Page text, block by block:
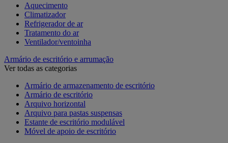
Aquecimento
Climatizador
Refrigerador de ar
Tratamento do ar
Ventilador/ventoinha
Armário de escritório e arrumação
Ver todas as categorias
Armário de armazenamento de escritório
Armário de escritório
Arquivo horizontal
Arquivo para pastas suspensas
Estante de escritório modulável
Móvel de apoio de escritório